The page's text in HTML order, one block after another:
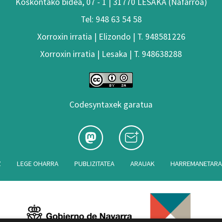
Tel: 948 63 54 58
Xorroxin irratia | Elizondo | T. 948581226
Xorroxin irratia | Lesaka | T. 948638288
Codesyntaxek garatua
LEGE OHARRA PUBLIZITATEA ARAUAK